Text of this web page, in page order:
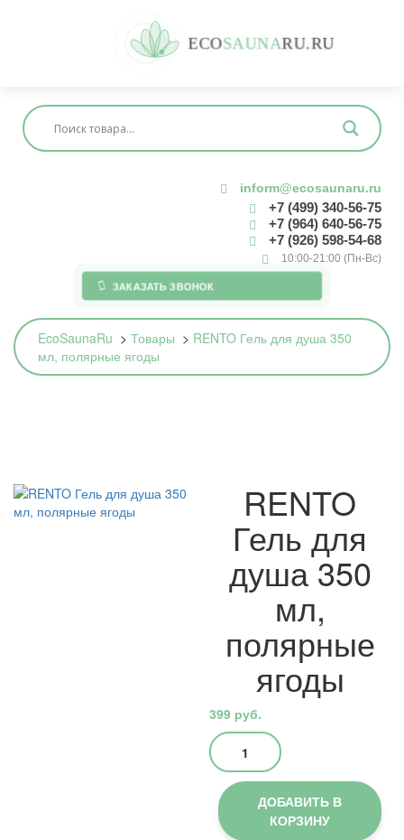
ECOSAUNARU.RU
inform@ecosaunaru.ru
+7 (499) 340-56-75
+7 (964) 640-56-75
+7 (926) 598-54-68
10:00-21:00 (Пн-Вс)
ЗАКАЗАТЬ ЗВОНОК
EcoSaunaRu > Товары > RENTO Гель для душа 350
мл, полярные ягоды
RENTO
Гель для
душа 350
мл,
полярные
ягоды
399 руб.
Количество
товара
RENTO
Гель
для
душа
ДОБАВИТЬ В
КОРЗИНУ